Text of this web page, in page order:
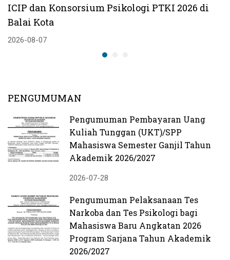
ICIP dan Konsorsium Psikologi PTKI 2026 di
Balai Kota
2026-08-07
PENGUMUMAN
Pengumuman Pembayaran Uang
Kuliah Tunggan (UKT)/SPP
Mahasiswa Semester Ganjil Tahun
Akademik 2026/2027
2026-07-28
Pengumuman Pelaksanaan Tes
Narkoba dan Tes Psikologi bagi
Mahasiswa Baru Angkatan 2026
Program Sarjana Tahun Akademik
2026/2027